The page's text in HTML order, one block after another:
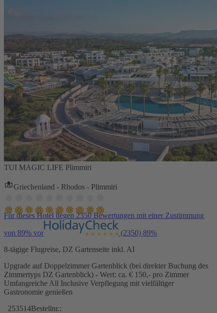
TUI MAGIC LIFE Plimmiri
Griechenland - Rhodos - Plimmiri
Für dieses Hotel liegen 2350 Bewertungen mit einer Zustimmung
von 89% vor (2350) 89%
8-tägige Flugreise, DZ Gartenseite inkl. AI
Upgrade auf Doppelzimmer Gartenblick (bei direkter Buchung des
Zimmertyps DZ Gartenblick) - Wert: ca. € 150,- pro Zimmer
Umfangreiche All Inclusive Verpflegung mit vielfältiger
Gastronomie genießen
253514Bestellnr.: